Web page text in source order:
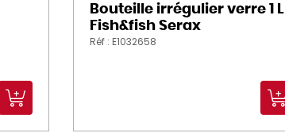
Bouteille irrégulier verre 1 L
Fish&fish Serax
Réf : E1032658